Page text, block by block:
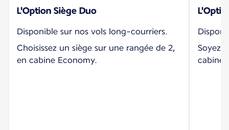
L'Option Siège Duo
Disponible sur nos vols long-courriers.
Choisissez un siège sur une rangée de 2,
en cabine Economy.
Soyez
cabine